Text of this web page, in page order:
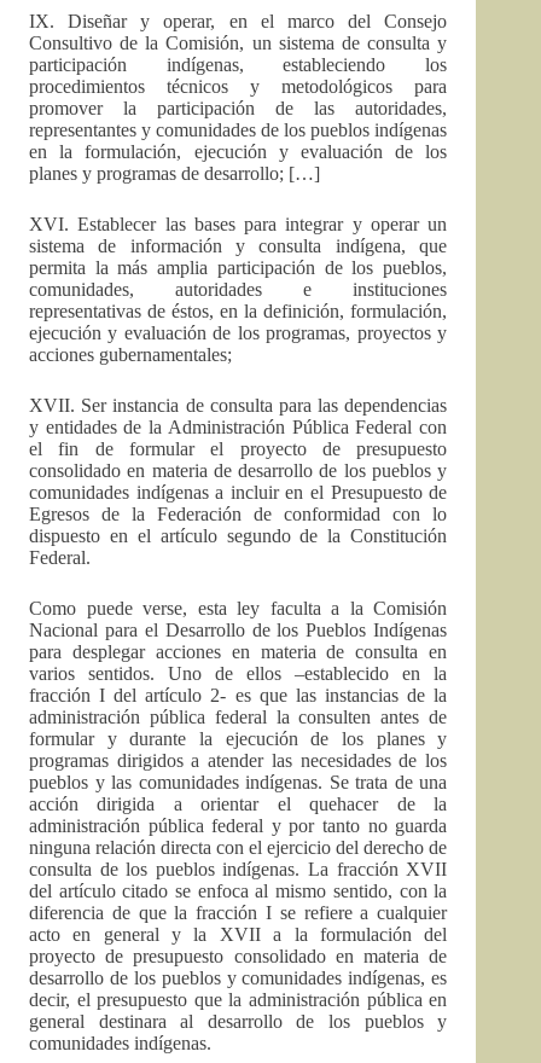
IX. Diseñar y operar, en el marco del Consejo
Consultivo de la Comisión, un sistema de consulta y
participación indígenas, estableciendo los
procedimientos técnicos y metodológicos para
promover la participación de las autoridades,
representantes y comunidades de los pueblos indígenas
en la formulación, ejecución y evaluación de los
planes y programas de desarrollo; […]
XVI. Establecer las bases para integrar y operar un
sistema de información y consulta indígena, que
permita la más amplia participación de los pueblos,
comunidades, autoridades e instituciones
representativas de éstos, en la definición, formulación,
ejecución y evaluación de los programas, proyectos y
acciones gubernamentales;
XVII. Ser instancia de consulta para las dependencias
y entidades de la Administración Pública Federal con
el fin de formular el proyecto de presupuesto
consolidado en materia de desarrollo de los pueblos y
comunidades indígenas a incluir en el Presupuesto de
Egresos de la Federación de conformidad con lo
dispuesto en el artículo segundo de la Constitución
Federal.
Como puede verse, esta ley faculta a la Comisión
Nacional para el Desarrollo de los Pueblos Indígenas
para desplegar acciones en materia de consulta en
varios sentidos. Uno de ellos –establecido en la
fracción I del artículo 2- es que las instancias de la
administración pública federal la consulten antes de
formular y durante la ejecución de los planes y
programas dirigidos a atender las necesidades de los
pueblos y las comunidades indígenas. Se trata de una
acción dirigida a orientar el quehacer de la
administración pública federal y por tanto no guarda
ninguna relación directa con el ejercicio del derecho de
consulta de los pueblos indígenas. La fracción XVII
del artículo citado se enfoca al mismo sentido, con la
diferencia de que la fracción I se refiere a cualquier
acto en general y la XVII a la formulación del
proyecto de presupuesto consolidado en materia de
desarrollo de los pueblos y comunidades indígenas, es
decir, el presupuesto que la administración pública en
general destinara al desarrollo de los pueblos y
comunidades indígenas.